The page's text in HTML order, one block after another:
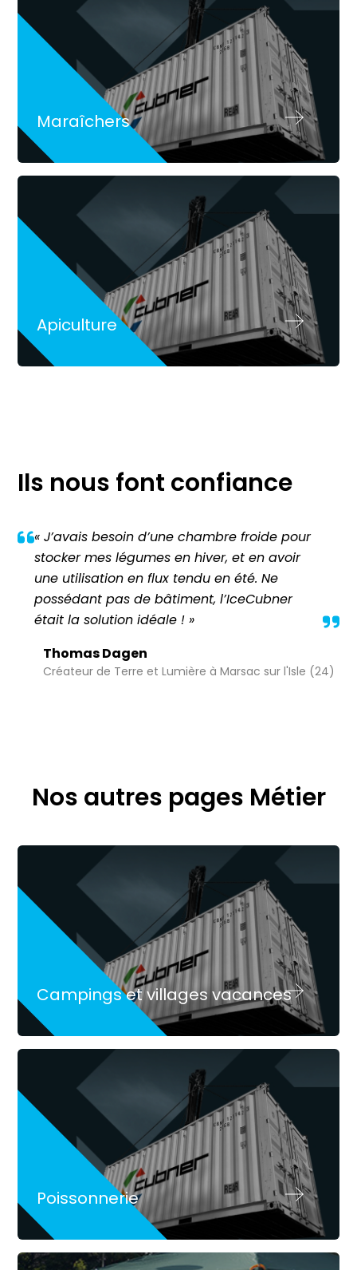
Maraîchers
Apiculture
Ils nous font confiance
« J’avais besoin d’une chambre froide pour
stocker mes légumes en hiver, et en avoir
une utilisation en flux tendu en été. Ne
possédant pas de bâtiment, l’IceCubner
était la solution idéale ! »
Thomas Dagen
Créateur de Terre et Lumière à Marsac sur l'Isle (24)
Nos autres pages Métier
Campings et villages vacances
Poissonnerie